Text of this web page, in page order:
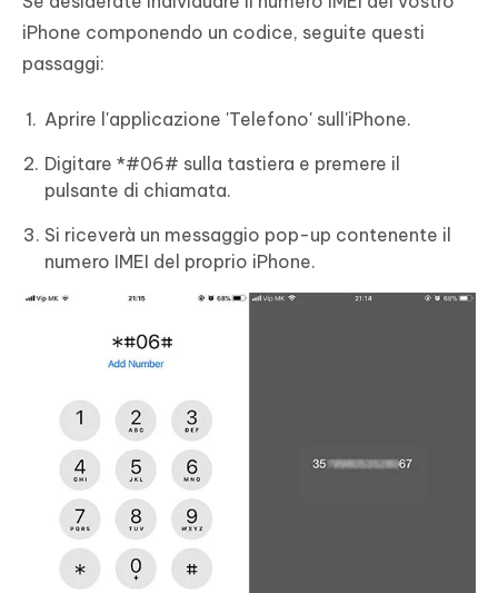
iPhone componendo un codice, seguite questi
passaggi:
Aprire l'applicazione 'Telefono' sull'iPhone.
Digitare *#06# sulla tastiera e premere il
pulsante di chiamata.
Si riceverà un messaggio pop-up contenente il
numero IMEI del proprio iPhone.